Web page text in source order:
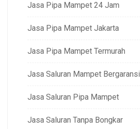
Jasa Pipa Mampet 24 Jam
Jasa Pipa Mampet Jakarta
Jasa Pipa Mampet Termurah
Jasa Saluran Mampet Bergaransi
Jasa Saluran Pipa Mampet
Jasa Saluran Tanpa Bongkar